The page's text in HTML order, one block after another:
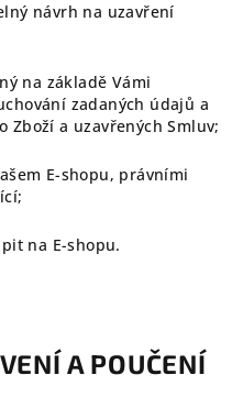
návrh na uzavření
na základě Vámi
zadaných údajů a
Zboží a uzavřených Smluv;
E-shopu, právními
na E-shopu.
A POUČENÍ